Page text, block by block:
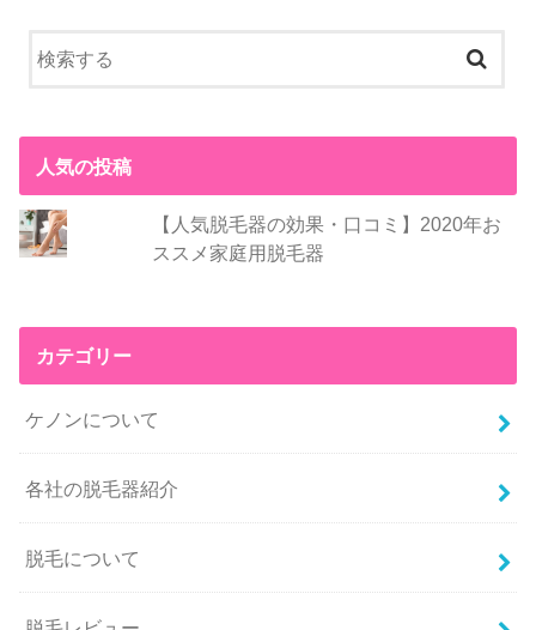
人気の投稿
【人気脱毛器の効果・口コミ】2020年お
ススメ家庭用脱毛器
カテゴリー
ケノンについて
各社の脱毛器紹介
脱毛について